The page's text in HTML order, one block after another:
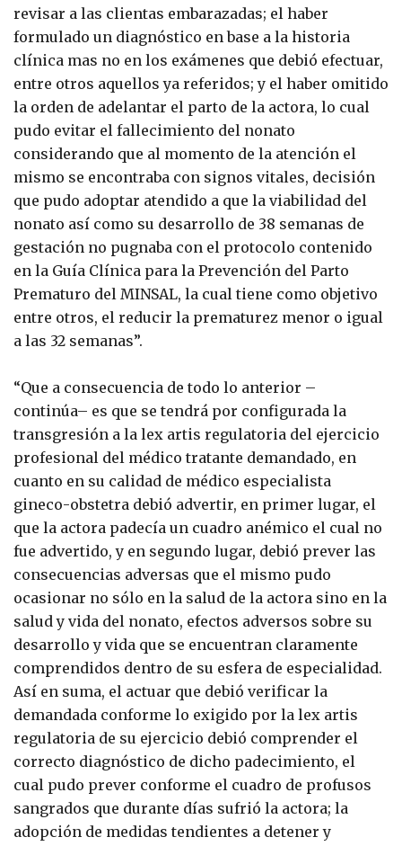
revisar a las clientas embarazadas; el haber
formulado un diagnóstico en base a la historia
clínica mas no en los exámenes que debió efectuar,
entre otros aquellos ya referidos; y el haber omitido
la orden de adelantar el parto de la actora, lo cual
pudo evitar el fallecimiento del nonato
considerando que al momento de la atención el
mismo se encontraba con signos vitales, decisión
que pudo adoptar atendido a que la viabilidad del
nonato así como su desarrollo de 38 semanas de
gestación no pugnaba con el protocolo contenido
en la Guía Clínica para la Prevención del Parto
Prematuro del MINSAL, la cual tiene como objetivo
entre otros, el reducir la prematurez menor o igual
a las 32 semanas”.
“Que a consecuencia de todo lo anterior –
continúa– es que se tendrá por configurada la
transgresión a la lex artis regulatoria del ejercicio
profesional del médico tratante demandado, en
cuanto en su calidad de médico especialista
gineco-obstetra debió advertir, en primer lugar, el
que la actora padecía un cuadro anémico el cual no
fue advertido, y en segundo lugar, debió prever las
consecuencias adversas que el mismo pudo
ocasionar no sólo en la salud de la actora sino en la
salud y vida del nonato, efectos adversos sobre su
desarrollo y vida que se encuentran claramente
comprendidos dentro de su esfera de especialidad.
Así en suma, el actuar que debió verificar la
demandada conforme lo exigido por la lex artis
regulatoria de su ejercicio debió comprender el
correcto diagnóstico de dicho padecimiento, el
cual pudo prever conforme el cuadro de profusos
sangrados que durante días sufrió la actora; la
adopción de medidas tendientes a detener y